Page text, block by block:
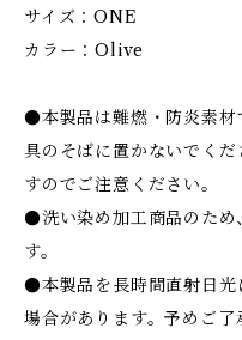
サイズ：ONE
カラー：Olive
●本製品は難燃・防炎素材
具のそばに置かないでく
すのでご注意ください。
●洗い染め加工商品のため
す。
●本製品を長時間直射日光
場合があります。予めご